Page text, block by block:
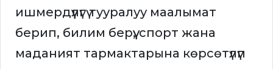
ишмердүүлүгү тууралуу маалымат
берип, билим берүү, спорт жана
маданият тармактарына көрсөтүлүп